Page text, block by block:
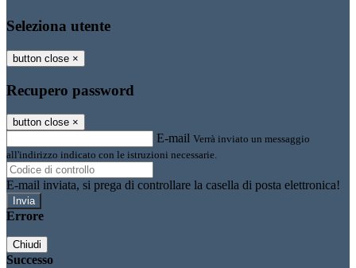
Seleziona utente
button close ×
Recupero password
button close ×
E-mail Verrà inviato un messaggio
all'indirizzo indicato con le istruzioni necessarie.
E-mail inviata, si prega di controllare la casella di posta elettronica!
Errore
Chiudi
Successo